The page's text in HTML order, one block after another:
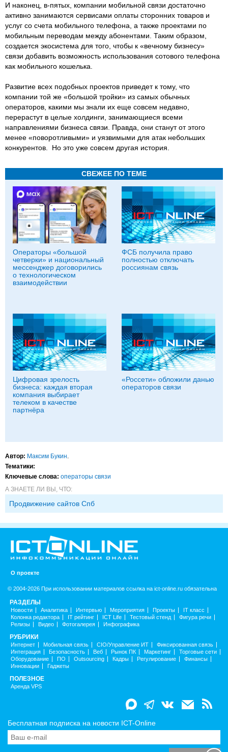
И наконец, в-пятых, компании мобильной связи достаточно
активно занимаются сервисами оплаты сторонних товаров и
услуг со счета мобильного телефона, а также проектами по
мобильным переводам между абонентами. Таким образом,
создается экосистема для того, чтобы к «вечному бизнесу»
связи добавить возможность использования сотового телефона
как мобильного кошелька.
Развитие всех подобных проектов приведет к тому, что
компании той же «большой тройки» из самых обычных
операторов, какими мы знали их еще совсем недавно,
перерастут в целые холдинги, занимающиеся всеми
направлениями бизнеса связи. Правда, они станут от этого
менее «поворотливыми» и уязвимыми для атак небольших
конкурентов. Но это уже совсем другая история.
СВЕЖЕЕ ПО ТЕМЕ
Операторы «большой
четверки» и национальный
мессенджер договорились
о технологическом
взаимодействии
ФСБ получила право
полностью отключать
россиянам связь
Цифровая зрелость
бизнеса: каждая вторая
компания выбирает
телеком в качестве
партнёра
«Россети» обложили данью
операторов связи
Автор: Максим Букин
Тематики:
Ключевые слова: операторы связи
А ЗНАЕТЕ ЛИ ВЫ, ЧТО:
Продвижение сайтов Спб
О проекте
© 2004-2026 При использовании материалов ссылка на ict-online.ru обязательна
РАЗДЕЛЫ
Новости Аналитика Интервью Мероприятия Проекты
IT класс
Колонка редактора
IT рейтинг ICT Life Тестовый стенд
Фигура речи
Релизы
Видео Фотогалерея Инфографика
РУБРИКИ
Интернет Мобильная связь CIO/Управление ИТ
Фиксированная связь
Интеграция
Безопасность Веб Рынок ПК Маркетинг
Торговые сети
Оборудование
ПО Outsourcing Кадры Регулирование
Финансы
Инновации
Гаджеты
ПОЛЕЗНОЕ
Аренда VPS
Бесплатная подписка на новости ICT-Online